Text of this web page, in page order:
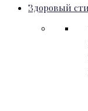
Здоровый